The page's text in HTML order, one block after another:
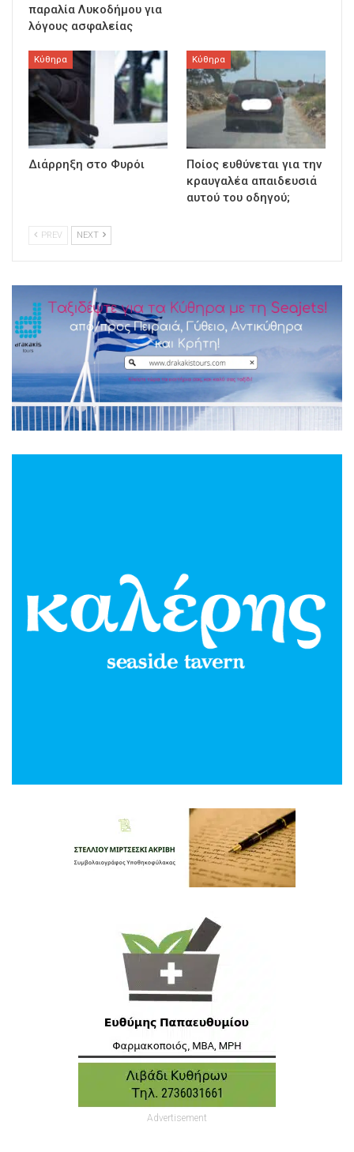
παραλία Λυκοδήμου για
λόγους ασφαλείας
Κύθηρα
Διάρρηξη στο Φυρόι
Κύθηρα
Ποίος ευθύνεται για την
κραυγαλέα απαιδευσιά
αυτού του οδηγού;
PREV NEXT
Advertisement